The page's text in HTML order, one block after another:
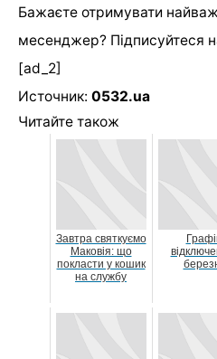
Бажаєте отримувати
месенджер? Підписуйтеся
[ad_2]
Источник: 0532.ua
Читайте також
Завтра святкуємо
Маковія: що
покласти у кошик
на службу